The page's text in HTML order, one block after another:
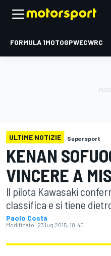
FORMULA 1MOTOGPWECWRC
ULTIME NOTIZIE Supersport
KENAN
VINCERE A
Il pilota Kawasaki
classifica e si tiene
Paolo Costa
Modificato: 23 lug 2015, 18:40